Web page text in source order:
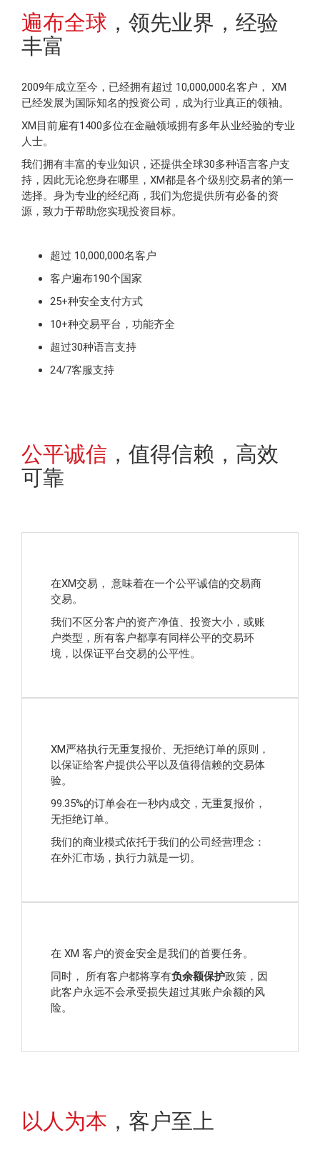
遍布全球 ，领先业界，经验
丰富
2009年成立至今，已经拥有超过 10,000,000名客户， XM
已经发展为国际知名的投资公司，成为行业真正的领袖。
XM目前雇有1400多位在金融领域拥有多年从业经验的专业
人士。
我们拥有丰富的专业知识，还提供全球30多种语言客户支
持，因此无论您身在哪里，XM都是各个级别交易者的第一
选择。身为专业的经纪商，我们为您提供所有必备的资
源，致力于帮助您实现投资目标。
超过 10,000,000名客户
客户遍布190个国家
25+种安全支付方式
10+种交易平台，功能齐全
超过30种语言支持
24/7客服支持
公平诚信 ，值得信赖，高效
可靠
在XM交易， 意味着在一个公平诚信的交易商
交易。
我们不区分客户的资产净值、投资大小，或账
户类型，所有客户都享有同样公平的交易环
境，以保证平台交易的公平性。
XM严格执行无重复报价、无拒绝订单的原则，
以保证给客户提供公平以及值得信赖的交易体
验。
99.35%的订单会在一秒内成交，无重复报价，
无拒绝订单。
我们的商业模式依托于我们的公司经营理念：
在外汇市场，执行力就是一切。
在 XM 客户的资金安全是我们的首要任务。
同时， 所有客户都将享有负余额保护政策，因
此客户永远不会承受损失超过其账户余额的风
险。
以人为本 ，客户至上